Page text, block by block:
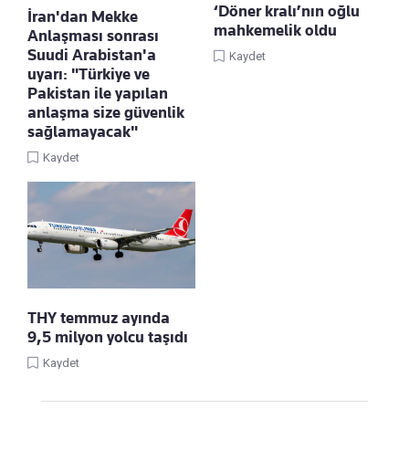
İran'dan Mekke
Anlaşması sonrası
Suudi Arabistan'a
uyarı: "Türkiye ve
Pakistan ile yapılan
anlaşma size güvenlik
sağlamayacak"
Kaydet
‘Döner kralı’nın oğlu
mahkemelik oldu
Kaydet
THY temmuz ayında
9,5 milyon yolcu taşıdı
Kaydet